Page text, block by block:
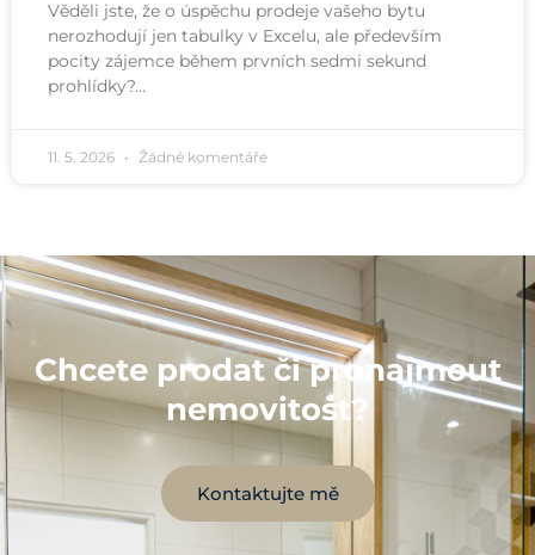
Věděli jste, že o úspěchu prodeje vašeho bytu
nerozhodují jen tabulky v Excelu, ale především
pocity zájemce během prvních sedmi sekund
prohlídky?…
11. 5. 2026 Žádné komentáře
Chcete prodat či pronajmout
nemovitost?
Kontaktujte mě